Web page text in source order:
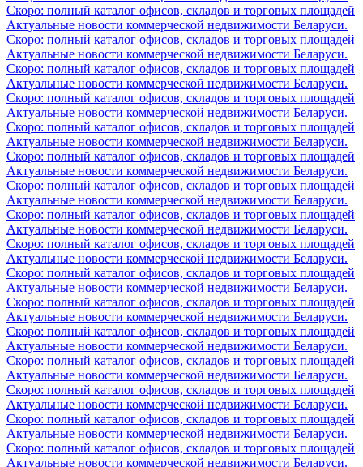
Скоро: полный каталог офисов, складов и торговых площадей
Актуальные новости коммерческой недвижимости Беларуси.
Скоро: полный каталог офисов, складов и торговых площадей
Актуальные новости коммерческой недвижимости Беларуси.
Скоро: полный каталог офисов, складов и торговых площадей
Актуальные новости коммерческой недвижимости Беларуси.
Скоро: полный каталог офисов, складов и торговых площадей
Актуальные новости коммерческой недвижимости Беларуси.
Скоро: полный каталог офисов, складов и торговых площадей
Актуальные новости коммерческой недвижимости Беларуси.
Скоро: полный каталог офисов, складов и торговых площадей
Актуальные новости коммерческой недвижимости Беларуси.
Скоро: полный каталог офисов, складов и торговых площадей
Актуальные новости коммерческой недвижимости Беларуси.
Скоро: полный каталог офисов, складов и торговых площадей
Актуальные новости коммерческой недвижимости Беларуси.
Скоро: полный каталог офисов, складов и торговых площадей
Актуальные новости коммерческой недвижимости Беларуси.
Скоро: полный каталог офисов, складов и торговых площадей
Актуальные новости коммерческой недвижимости Беларуси.
Скоро: полный каталог офисов, складов и торговых площадей
Актуальные новости коммерческой недвижимости Беларуси.
Скоро: полный каталог офисов, складов и торговых площадей
Актуальные новости коммерческой недвижимости Беларуси.
Скоро: полный каталог офисов, складов и торговых площадей
Актуальные новости коммерческой недвижимости Беларуси.
Скоро: полный каталог офисов, складов и торговых площадей
Актуальные новости коммерческой недвижимости Беларуси.
Скоро: полный каталог офисов, складов и торговых площадей
Актуальные новости коммерческой недвижимости Беларуси.
Скоро: полный каталог офисов, складов и торговых площадей
Актуальные новости коммерческой недвижимости Беларуси.